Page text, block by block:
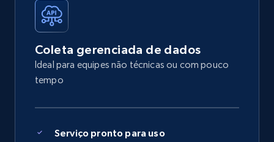
Coleta gerenciada de dados
Ideal para equipes não técnicas ou com pouco
tempo
Serviço pronto para uso